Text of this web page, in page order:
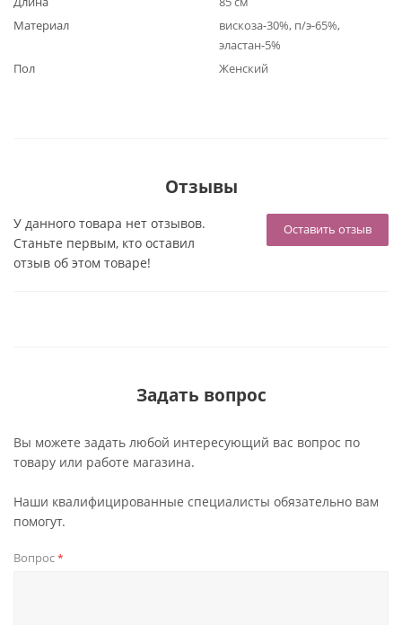
Материал
вискоза-30%, п/э-65%,
эластан-5%
Пол
Женский
Отзывы
Оставить отзыв
У данного товара нет отзывов.
Станьте первым, кто оставил
отзыв об этом товаре!
Задать вопрос
Вы можете задать любой интересующий вас вопрос по
товару или работе магазина.
Наши квалифицированные специалисты обязательно вам
помогут.
Вопрос*